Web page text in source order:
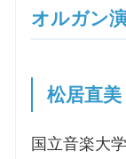
オルガン
松居直
国立音楽大